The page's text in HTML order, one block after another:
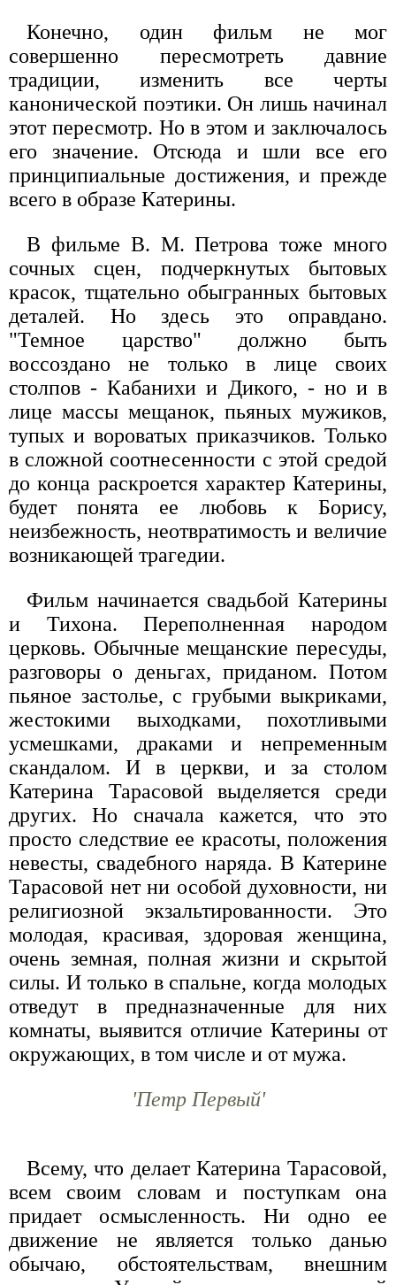
Конечно, один фильм не мог
совершенно пересмотреть давние
традиции, изменить все черты
канонической поэтики. Он лишь начинал
этот пересмотр. Но в этом и заключалось
его значение. Отсюда и шли все его
принципиальные достижения, и прежде
всего в образе Катерины.
В фильме В. М. Петрова тоже много
сочных сцен, подчеркнутых бытовых
красок, тщательно обыгранных бытовых
деталей. Но здесь это оправдано.
"Темное царство" должно быть
воссоздано не только в лице своих
столпов - Кабанихи и Дикого, - но и в
лице массы мещанок, пьяных мужиков,
тупых и вороватых приказчиков. Только
в сложной соотнесенности с этой средой
до конца раскроется характер Катерины,
будет понята ее любовь к Борису,
неизбежность, неотвратимость и величие
возникающей трагедии.
Фильм начинается свадьбой Катерины
и Тихона. Переполненная народом
церковь. Обычные мещанские пересуды,
разговоры о деньгах, приданом. Потом
пьяное застолье, с грубыми выкриками,
жестокими выходками, похотливыми
усмешками, драками и непременным
скандалом. И в церкви, и за столом
Катерина Тарасовой выделяется среди
других. Но сначала кажется, что это
просто следствие ее красоты, положения
невесты, свадебного наряда. В Катерине
Тарасовой нет ни особой духовности, ни
религиозной экзальтированности. Это
молодая, красивая, здоровая женщина,
очень земная, полная жизни и скрытой
силы. И только в спальне, когда молодых
отведут в предназначенные для них
комнаты, выявится отличие Катерины от
окружающих, в том числе и от мужа.
'Петр Первый'
Всему, что делает Катерина Тарасовой,
всем своим словам и поступкам она
придает осмысленность. Ни одно ее
движение не является только данью
обычаю, обстоятельствам, внешним